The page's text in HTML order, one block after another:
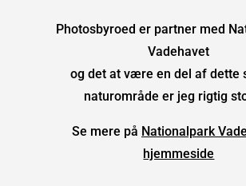
Photosbyroed er partner med
Vadehavet
og det at være en del af dette
naturområde er jeg rigtig
Se mere på Nationalpark
hjemmeside